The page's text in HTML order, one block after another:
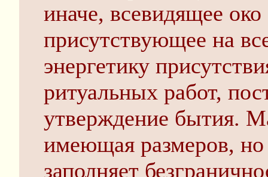
иначе, всевидящее
присутствующее на
энергетику
ритуальных работ,
утверждение бытия.
имеющая размеров,
заполняет